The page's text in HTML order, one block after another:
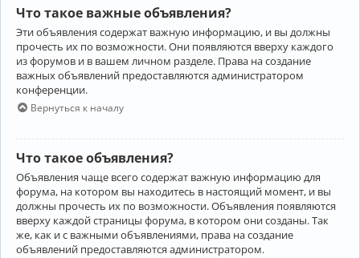
Что такое важные объявления?
Эти объявления содержат важную информацию, и вы должны
прочесть их по возможности. Они появляются вверху каждого
из форумов и в вашем личном разделе. Права на создание
важных объявлений предоставляются администратором
конференции.
Вернуться к началу
Что такое объявления?
Объявления чаще всего содержат важную информацию для
форума, на котором вы находитесь в настоящий момент, и вы
должны прочесть их по возможности. Объявления появляются
вверху каждой страницы форума, в котором они созданы. Так
же, как и с важными объявлениями, права на создание
объявлений предоставляются администратором.